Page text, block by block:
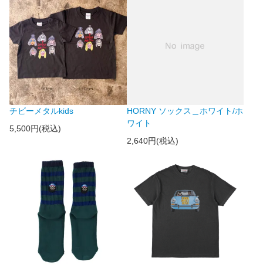
チビーメタルkids
5,500円(税込)
HORNY ソックス＿ホワイト/ホ
ワイト
2,640円(税込)